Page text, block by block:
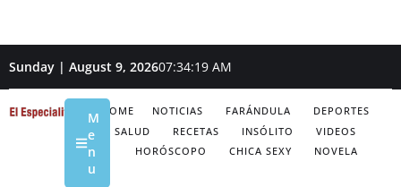
Sunday | August 9, 202607:34:20 AM
HOME NOTICIAS FARÁNDULA
DEPORTES
SALUD
RECETAS INSÓLITO
VIDEOS
HORÓSCOPO
CHICA SEXY NOVELA
M
e
n
u